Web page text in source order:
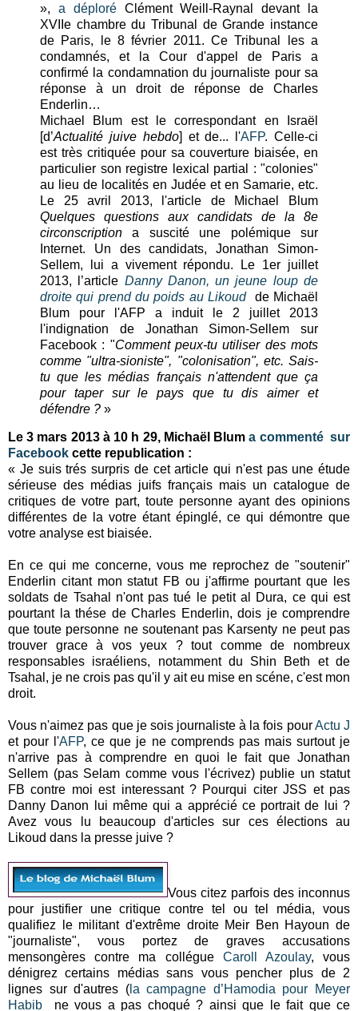
», a déploréClément Weill-Raynal devant la
XVIIe chambre du Tribunal de Grande instance
de Paris, le 8 février 2011. Ce Tribunal les a
condamnés, et la Cour d'appel de Paris a
confirmé la condamnation du journaliste pour sa
réponse à un droit de réponse de Charles
Enderlin…
Michael Blum est le correspondant en Israël
[d’Actualité juive hebdo] et de... l'AFP. Celle-ci
est très critiquée pour sa couverture biaisée, en
particulier son registre lexical partial : "colonies"
au lieu de localités en Judée et en Samarie, etc.
Le 25 avril 2013, l'article de Michael Blum
Quelques questions aux candidats de la 8e
circonscription a suscité une polémique sur
Internet. Un des candidats, Jonathan Simon-
Sellem, lui a vivement répondu. Le 1er juillet
2013, l’article Danny Danon, un jeune loup de
droite qui prend du poids au Likoudde Michaël
Blum pour l'AFP a induit le 2 juillet 2013
l'indignation de Jonathan Simon-Sellem sur
Facebook : "Comment peux-tu utiliser des mots
comme "ultra-sioniste", "colonisation", etc. Sais-
tu que les médias français n'attendent que ça
pour taper sur le pays que tu dis aimer et
défendre ? »
Le 3 mars 2013 à 10 h 29, Michaël Bluma commenté sur
Facebook cette republication :
« Je suis trés surpris de cet article qui n'est pas une étude
sérieuse des médias juifs français mais un catalogue de
critiques de votre part, toute personne ayant des opinions
différentes de la votre étant épinglé, ce qui démontre que
votre analyse est biaisée.
En ce qui me concerne, vous me reprochez de "soutenir"
Enderlin citant mon statut FB ou j'affirme pourtant que les
soldats de Tsahal n'ont pas tué le petit al Dura, ce qui est
pourtant la thése de Charles Enderlin, dois je comprendre
que toute personne ne soutenant pas Karsenty ne peut pas
trouver grace à vos yeux ? tout comme de nombreux
responsables israéliens, notamment du Shin Beth et de
Tsahal, je ne crois pas qu'il y ait eu mise en scéne, c'est mon
droit.
Vous n'aimez pas que je sois journaliste à la fois pourActu J
et pour l'AFP, ce que je ne comprends pas mais surtout je
n'arrive pas à comprendre en quoi le fait que Jonathan
Sellem (pas Selam comme vous l'écrivez) publie un statut
FB contre moi est interessant ? Pourqui citer JSS et pas
Danny Danon lui même qui a apprécié ce portrait de lui ?
Avez vous lu beaucoup d'articles sur ces élections au
Likoud dans la presse juive ?
Vous citez parfois des inconnus
pour justifier une critique contre tel ou tel média, vous
qualifiez le militant d'extrême droite Meir Ben Hayoun de
"journaliste", vous portez de graves accusations
mensongères contre ma collégue Caroll Azoulay, vous
dénigrez certains médias sans vous pencher plus de 2
lignes sur d'autres (la campagne d’Hamodia pour Meyer
Habib ne vous a pas choqué ? ainsi que le fait que ce